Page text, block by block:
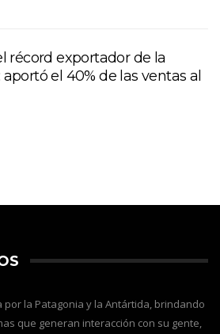
récord exportador de la
el 40% de las ventas al
por la Patagonia y la Antártida, brindando
que generan interacción con su gente,